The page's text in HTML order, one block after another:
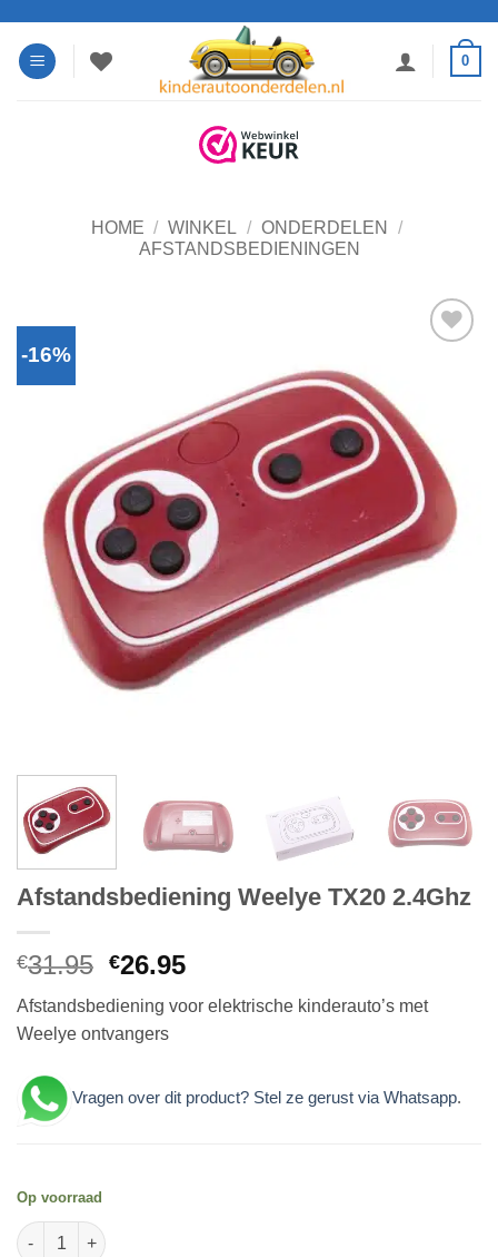
naar
inhoud
0
HOME / WINKEL / ONDERDELEN
/
AFSTANDSBEDIENINGEN
-16%
verlanglijst
Afstandsbediening Weelye TX20 2.4Ghz
€31.95 Oorspronkelijke
was:
€31.95.
€26.95Huidige
is:
Afstandsbediening voor elektrische kinderauto’s met
Weelye ontvangers
Vragen over dit product? Stel ze gerust via Whatsapp.
Op voorraad
Afstandsbediening Weelye TX20 2.4Ghz aantal